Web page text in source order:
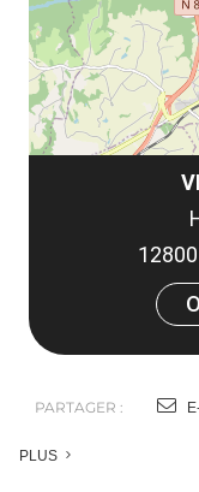
PARTAGER :
PLUS